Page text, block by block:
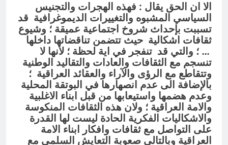
الا ان الحق يقال : فهذه الهجرات والتجنيس
السياسي المشبوه والتغييرات الديموغرافية قد
تسببت بإحداث شروخ اجتماعية عميقة ؛ وشيوع
ثقافات اشكالية حيث تتضمن تناقضاتها داخلها
… ؛ والتي قد تنفجر في اية لحظة ؛ لأنها لا
تنسجم مع الثقافات والعادات والتقاليد الوطنية
وتتقاطع مع الرؤى والآراء والعقائد العراقية ؛
بالإضافة الى عدم انصهارها في البوتقة المحلية
وعدم هضمها واستيعابها من قبل ابناء الاغلبية
والامة العراقية ؛ ولان هذه الثقافات المنكوسة
والاشكاليات الفكرية الحادة ليست لها القدرة
على التواصل مع ثقافات وافكار ابناء الامة
العراقية وبالتالي صعوبة التعايش السلمي مع